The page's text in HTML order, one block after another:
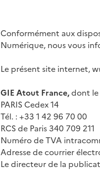
Conformément aux
Numérique, nous vous
Le présent site internet,
GIE Atout France,dont le
PARIS Cedex 14
Tél. : +33 1 42 96 70 00
RCS de Paris 340 709 211
Numéro de TVA
Adresse de courrier
Le directeur de la